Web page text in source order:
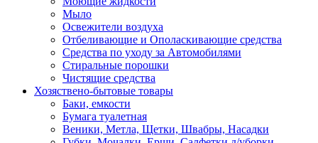
Мыло
Освежители воздуха
Отбеливающие и Ополаскивающие средства
Средства по уходу за Автомобилями
Стиральные порошки
Чистящие средства
Хозяствено-бытовые товары
Баки, емкости
Бумага туалетная
Веники, Метла, Щетки, Швабры, Насадки